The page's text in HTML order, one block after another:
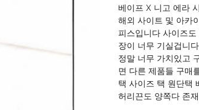
베이프 X 니고 에라
해외 사이트 및 아카
피스입니다 사이즈
장이 너무 기실겁니다
정말 너무 가치있고
면 다른 제품들 구매
택 사이즈 택 원단택
허리끈도 양쪽다 존